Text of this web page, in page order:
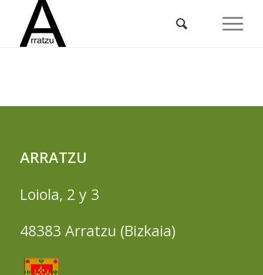
ARRATZU
Loiola, 2 y 3
48383 Arratzu (Bizkaia)